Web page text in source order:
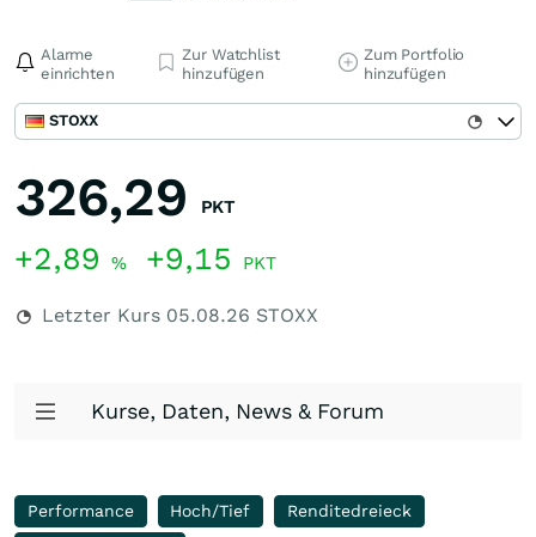
Alarme
einrichten
Zur Watchlist
hinzufügen
Zum Portfolio
hinzufügen
STOXX
326,29 PKT
+2,89 % +9,15 PKT
Letzter Kurs 05.08.26 STOXX
Kurse, Daten, News & Forum
Performance Hoch/Tief
Renditedreieck